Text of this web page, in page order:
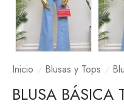
Inicio Blusas y Tops
BLUSA BÁSICA